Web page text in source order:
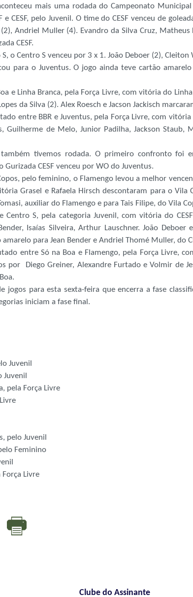
mais uma rodada do Campeonato
CESF, pelo Juvenil. O time do CESF venceu de
Andriel Muller (4). Evandro da Silva Cruz, Matheus
CESF.
o Centro S venceu por 3 x 1. João Deboer (2),
para o Juventus. O jogo ainda teve cartão
e Linha Branca, pela Força Livre, com vitória do
da Silva (2). Alex Roesch e Jacson Jackisch
entre BBR e Juventus, pela Força Livre, com
Guilherme de Melo, Junior Padilha, Jackson Staub,
tivemos rodada. O primeiro confronto foi
CESF venceu por WO do Juventus.
pelo feminino, o Flamengo levou a melhor
Grasel e Rafaela Hirsch descontaram para o Vila
auxiliar do Flamengo e para Tais Filipe, do Vila
Centro S, pela categoria Juvenil, com vitória do
Isaías Silveira, Arthur Lauschner. João Deboer
para Jean Bender e Andriel Thomé Muller, do
entre Só na Boa e Flamengo, pela Força Livre,
por Diego Greiner, Alexandre Furtado e Volmir de
jogos para esta sexta-feira que encerra a fase
iniciam a fase final.
Juvenil
pela Força Livre
pelo Juvenil
Feminino
Força Livre
Clube do Assinante